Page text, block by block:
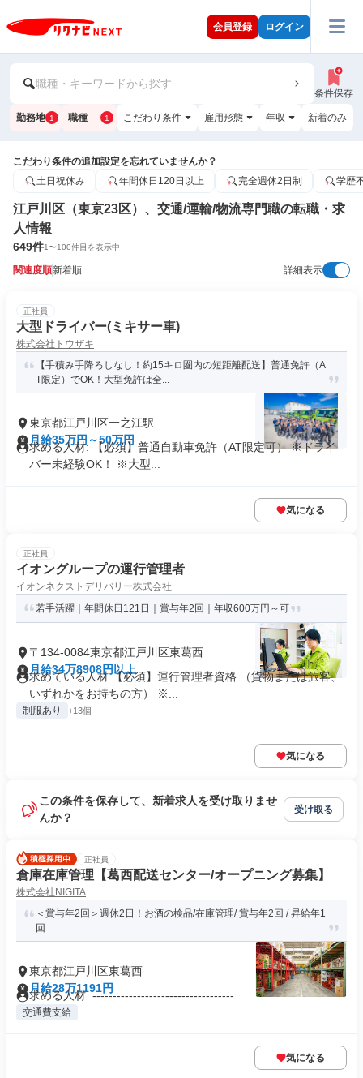
会員登録 ログイン
職種・キーワードから探す
条件保存
勤務地 1 職種 1 こだわり条件 雇用形態 年収 新着のみ
こだわり条件の追加設定を忘れていませんか？
土日祝休み
年間休日120日以上 完全週休2日制 学歴
江戸川区（東京23区）、交通/運輸/物流専門職の転職・求
人情報
649件1〜100件目を表示中
関連度順新着順 詳細表示
正社員
大型ドライバー(ミキサー車)
株式会社トウザキ
【手積み手降ろしなし！約15キロ圏内の短距離配送】普通免許（A
T限定）でOK！大型免許は全...
東京都江戸川区一之江駅
月給35万円～50万円
求める人材: 【必須】普通自動車免許（AT限定可） ※ドライ
バー未経験OK！ ※大型...
気になる
正社員
イオングループの運行管理者
イオンネクストデリバリー株式会社
若手活躍｜年間休日121日｜賞与年2回｜年収600万円～可
〒134-0084東京都江戸川区東葛西
月給34万8908円以上
求めている人材 【必須】運行管理者資格 （貨物または旅客、
いずれかをお持ちの方） ※...
制服あり +13個
気になる
この条件を保存して、新着求人を受け取りませ
んか？
受け取る
正社員
倉庫在庫管理【葛西配送センター/オープニング募集】
株式会社NIGITA
＜賞与年2回＞週休2日！お酒の検品/在庫管理/ 賞与年2回 / 昇給年1
回
東京都江戸川区東葛西
月給28万1191円
求める人材: -----------------------------------...
交通費支給
気になる